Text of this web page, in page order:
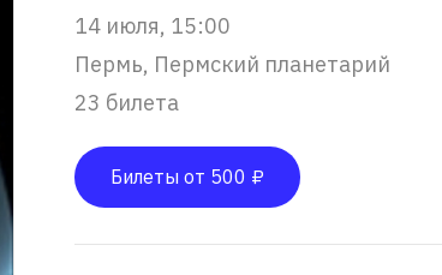
14 июля, 15:00
Пермь, Пермский планетарий
23 билета
Билеты от 500 ₽